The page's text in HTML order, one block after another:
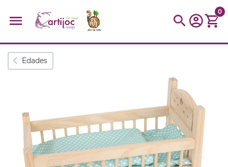
Búsquedas populares
montessori
Botella
Panera
0
Edades